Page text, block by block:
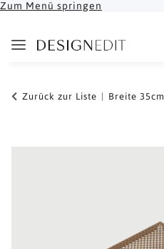
Zum Menü springen
Zurück zur Liste Breite 35cm